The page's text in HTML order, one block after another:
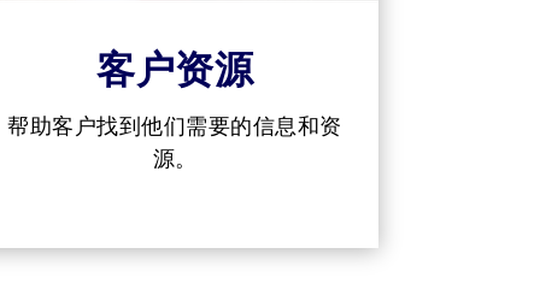
客户资源
帮助客户找到他们需要的信息和资
源。